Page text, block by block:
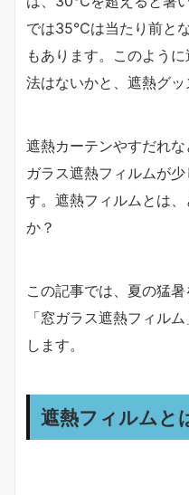
では35℃は当たり前と
もあります。このよう
法はないかと、遮熱グッ
遮熱カーテンやすだれ
ガラス遮熱フィルムが
す。遮熱フィルムとは
か？
この記事では、夏の猛
「窓ガラス遮熱フィル
します。
遮熱フィルムと